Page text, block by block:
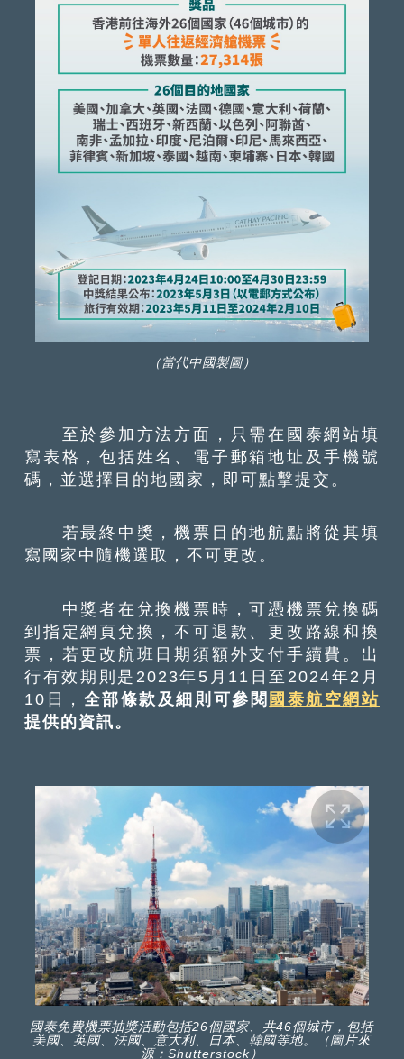
（當代中國製圖）
至於參加方法方面，只需在國泰網站填
寫表格，包括姓名、電子郵箱地址及手機號
碼，並選擇目的地國家，即可點擊提交。
若最終中獎，機票目的地航點將從其填
寫國家中隨機選取，不可更改。
中獎者在兌換機票時，可憑機票兌換碼
到指定網頁兌換，不可退款、更改路線和換
票，若更改航班日期須額外支付手續費。出
行有效期則是2023年5月11日至2024年2月
10日， 全部條款及細則可參閱 國泰航空網站
提供的資訊。
國泰免費機票抽獎活動包括26個國家、共46個城市，包括
美國、英國、法國、意大利、日本、韓國等地。（圖片來
源：Shutterstock）